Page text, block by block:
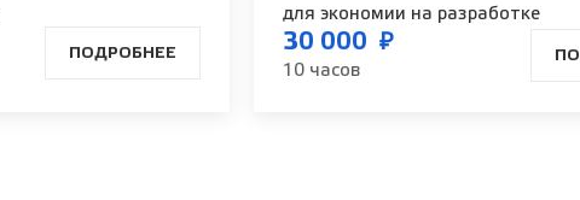
ПОДРОБНЕЕ
для экономии на разработке
30 000 ₽
10 часов